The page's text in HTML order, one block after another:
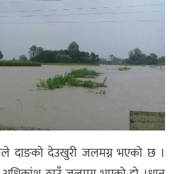
दाङको देउखुरी जलमग्न भएको छ ।